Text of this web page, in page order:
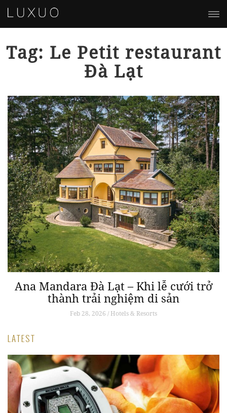
Tag: Le Petit restaurant
Đà Lạt
Ana Mandara Đà Lạt – Khi lễ cưới trở
thành trải nghiệm di sản
Feb 28, 2026 / Hotels & Resorts
LATEST